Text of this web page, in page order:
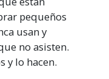
pequeños
usan y
no asisten.
y lo hacen.